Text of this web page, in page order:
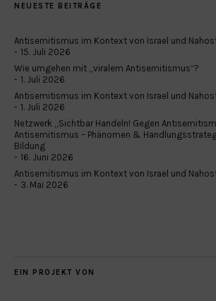
NEUESTE BEITRÄGE
Antisemitismus im Kontext von Israel und
15. Juli 2026
Wie umgehen mit „viralem Antisemitismus“?
1. Juli 2026
Antisemitismus im Kontext von Israel und
1. Juli 2026
Netzwerk „Sichtbar Handeln! Gegen
Antisemitismus – Phänomen &
Bildung
16. Juni 2026
Antisemitismus im Kontext von Israel und
3. Mai 2026
EIN PROJEKT VON